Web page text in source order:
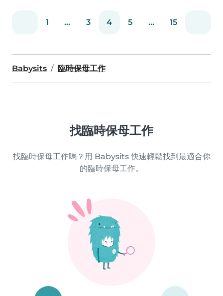
1 ... 3 4 5 ... 15
Babysits 臨時保母工作
找臨時保母工作
找臨時保母工作嗎？用 Babysits 快速輕鬆找到最適合你
的臨時保母工作。